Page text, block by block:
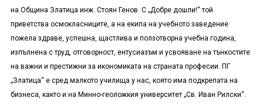
на Община Златица инж. Стоян Генов. С „Добре дошли!“ той
приветства осмокласниците, а на екипа на учебното заведение
пожела здраве, успешна, щастлива и ползотворна учебна година,
изпълнена с труд, отговорност, ентусиазъм и усвояване на тънкостите
на важни и престижни за икономиката на страната професии. ПГ
„Златица“ е сред малкото училища у нас, която има подкрепата на
бизнеса, както и на Минно-геоложкия университет „Св. Иван Рилски“.